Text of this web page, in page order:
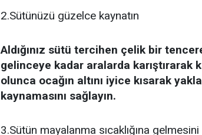
2.Sütünüzü güzelce kaynatın
Aldığınız sütü tercihen çelik bir
gelinceye kadar aralarda karıştırarak
olunca ocağın altını iyice kısarak
kaynamasını sağlayın.
3.Sütün mayalanma sıcaklığına